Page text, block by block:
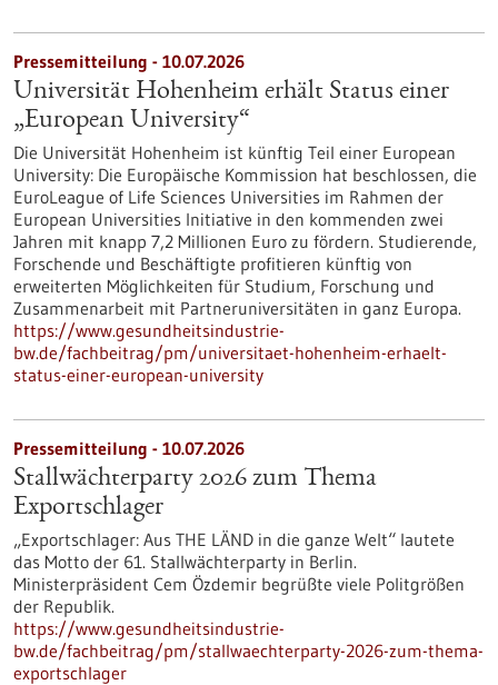
Pressemitteilung - 10.07.2026
Universität Hohenheim erhält Status einer
„European University“
Die Universität Hohenheim ist künftig Teil einer European
University: Die Europäische Kommission hat beschlossen, die
EuroLeague of Life Sciences Universities im Rahmen der
European Universities Initiative in den kommenden zwei
Jahren mit knapp 7,2 Millionen Euro zu fördern. Studierende,
Forschende und Beschäftigte profitieren künftig von
erweiterten Möglichkeiten für Studium, Forschung und
Zusammenarbeit mit Partneruniversitäten in ganz Europa.
https://www.gesundheitsindustrie-
bw.de/fachbeitrag/pm/universitaet-hohenheim-erhaelt-
status-einer-european-university
Pressemitteilung - 10.07.2026
Stallwächterparty 2026 zum Thema
Exportschlager
„Exportschlager: Aus THE LÄND in die ganze Welt“ lautete
das Motto der 61. Stallwächterparty in Berlin.
Ministerpräsident Cem Özdemir begrüßte viele Politgrößen
der Republik.
https://www.gesundheitsindustrie-
bw.de/fachbeitrag/pm/stallwaechterparty-2026-zum-thema-
exportschlager